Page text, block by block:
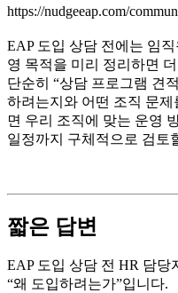
https://nudgeeap.com/
EAP 도입 상담 전에는 임
영 목적을 미리 정리하면
단순히 “상담 프로그램 견
하려는지와 어떤 조직 문
면 우리 조직에 맞는 운영
일정까지 구체적으로 검토
짧은 답변
EAP 도입 상담 전 HR 담당
“왜 도입하려는가”입니다.